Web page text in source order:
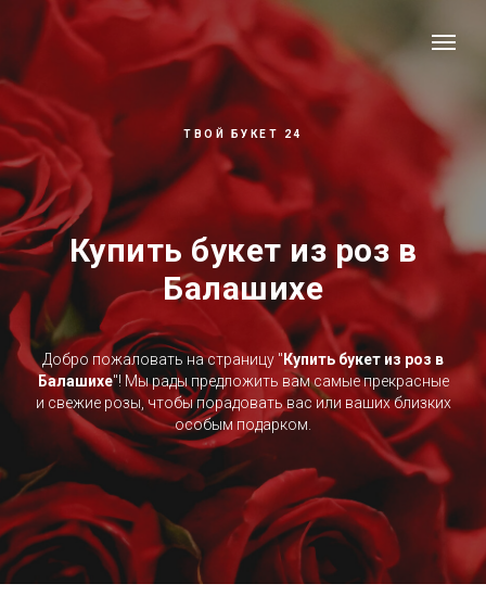
ТВОЙ БУКЕТ 24
Купить букет из роз в
Балашихе
Добро пожаловать на страницу " Купить букет из роз в
Балашихе"! Мы рады предложить вам самые прекрасные
и свежие розы, чтобы порадовать вас или ваших близких
особым подарком.